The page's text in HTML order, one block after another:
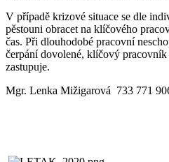
V případě krizové situace se dle
pěstouni obracet na klíčového
čas. Při dlouhodobé pracovní
čerpání dovolené, klíčový
zastupuje.
Mgr. Lenka Mižigarová 733 771